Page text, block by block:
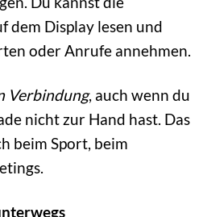
dem Display lesen und
oder Anrufe annehmen.
Verbindung, auch wenn du
nicht zur Hand hast. Das
beim Sport, beim